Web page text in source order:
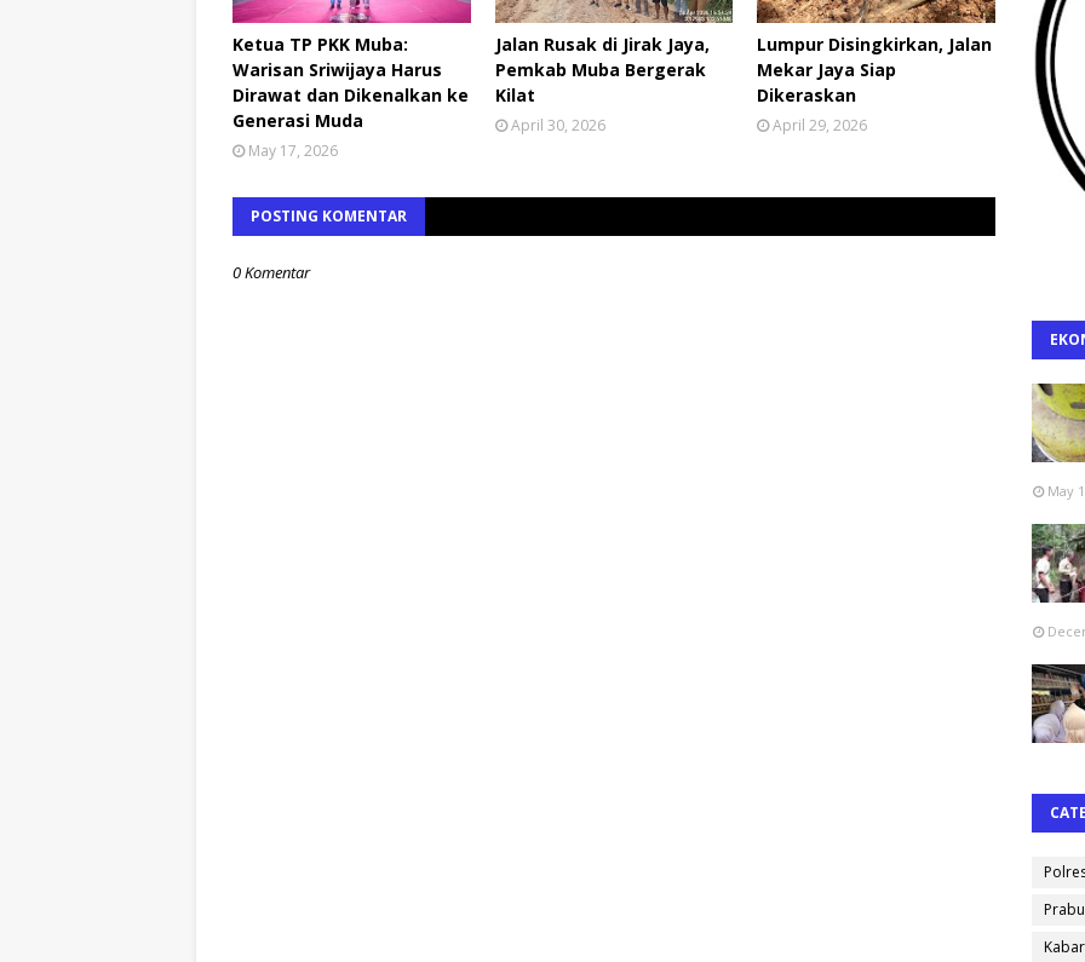
Ketua TP PKK Muba:
Warisan Sriwijaya Harus
Dirawat dan Dikenalkan ke
Generasi Muda
May 17, 2026
Jalan Rusak di Jirak Jaya,
Pemkab Muba Bergerak
Kilat
April 30, 2026
Lumpur Disingkirkan, Jalan
Mekar Jaya Siap
Dikeraskan
April 29, 2026
POSTING KOMENTAR
0 Komentar
May